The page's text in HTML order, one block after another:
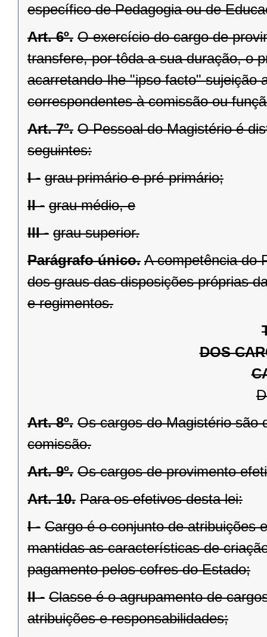
específico de Pedagogia ou de
Art. 6º. O exercício do cargo de
transfere, por tôda a sua duração, o
acarretando-lhe "ipso facto" sujeição
correspondentes à comissão ou
Art. 7º. O Pessoal do Magistério é
seguintes:
I - grau primário e pré-primário;
II - grau médio, e
III - grau superior.
Parágrafo único. A competência do
dos graus das disposições próprias
e regimentos.
DOS
Art. 8º. Os cargos do Magistério são
comissão.
Art. 9º. Os cargos de provimento
Art. 10. Para os efetivos desta lei:
I - Cargo é o conjunto de atribuições
mantidas as características de
pagamento pelos cofres do Estado;
II - Classe é o agrupamento de
atribuições e responsabilidades;